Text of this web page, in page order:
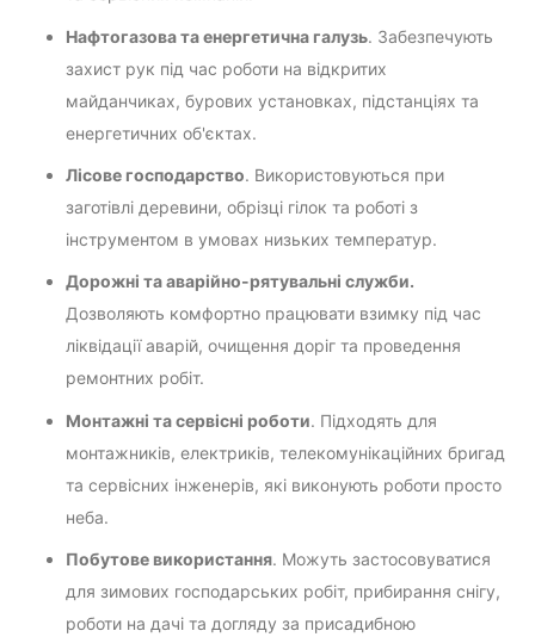
Нафтогазова та енергетична галузь. Забезпечують
захист рук під час роботи на відкритих
майданчиках, бурових установках, підстанціях та
енергетичних об'єктах.
Лісове господарство. Використовуються при
заготівлі деревини, обрізці гілок та роботі з
інструментом в умовах низьких температур.
Дорожні та аварійно-рятувальні служби.
Дозволяють комфортно працювати взимку під час
ліквідації аварій, очищення доріг та проведення
ремонтних робіт.
Монтажні та сервісні роботи. Підходять для
монтажників, електриків, телекомунікаційних бригад
та сервісних інженерів, які виконують роботи просто
неба.
Побутове використання. Можуть застосовуватися
для зимових господарських робіт, прибирання снігу,
роботи на дачі та догляду за присадибною